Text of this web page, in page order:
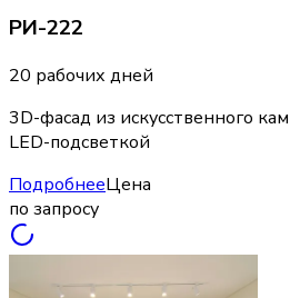
РИ-222
20 рабочих дней
3D-фасад из искусственного
LED-подсветкой
ПодробнееЦена
по запросу